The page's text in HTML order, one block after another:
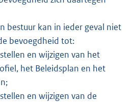
bestuur kan in ieder geval niet
bevoegdheid tot:
en wijzigen van het
het Beleidsplan en het
en wijzigen van de